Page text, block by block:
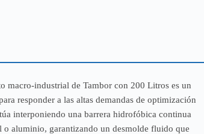
macro-industrial de Tambor con 200 Litros es un
responder a las altas demandas de optimización
interponiendo una barrera hidrofóbica continua
o aluminio, garantizando un desmolde fluido que